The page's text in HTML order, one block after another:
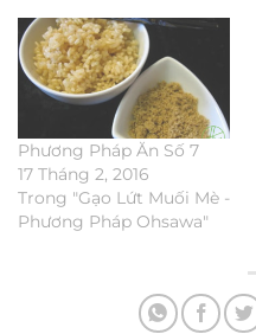
gian ăn 100%…
Phương Pháp Ăn Số 7
17 Tháng 2, 2016
Trong "Gạo Lứt Muối Mè -
Phương Pháp Ohsawa"